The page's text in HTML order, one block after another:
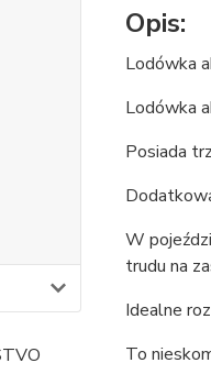
Opis:
Lodówka
Lodówka
Posiada
W
trudu na
Idealne
To